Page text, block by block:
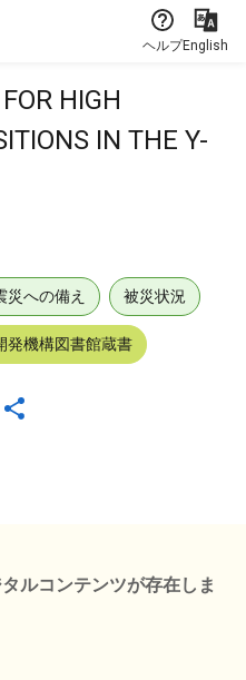
ヘルプEnglish
HIGH
IN THE Y-
災への備え 被災状況
発機構図書館蔵書
ルコンテンツが存在しま